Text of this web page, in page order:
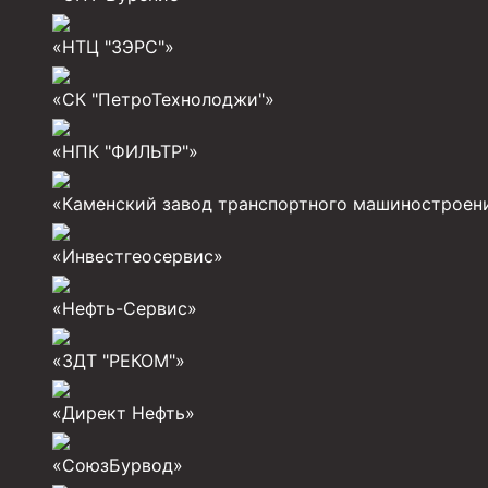
Муфты для обсадных труб
Муфта ОТТГ 245
Муфта ОТТГ 178
Муфта ОТТМ 146
Муфта БТС 178
Муфта БТС 168
Муфта ОТТМ 245
«НТЦ "ЗЭРС"»
«СК "ПетроТехнолоджи"»
«НПК "ФИЛЬТР"»
«Каменский завод транспортного
«Инвестгеосервис»
«Нефть-Сервис»
«ЗДТ "РЕКОМ"»
«Директ Нефть»
«СоюзБурвод»